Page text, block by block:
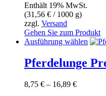
Enthält 19% MwSt.
(31,56 € / 1000 g)
zzgl. Versand
Gehen Sie zum Produkt
Ausführung wählen
weist
Pferdelunge
8,75 € – 16,89 €